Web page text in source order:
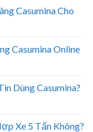
Casumina Cho
Casumina Online
Dùng Casumina?
Xe 5 Tấn Không?